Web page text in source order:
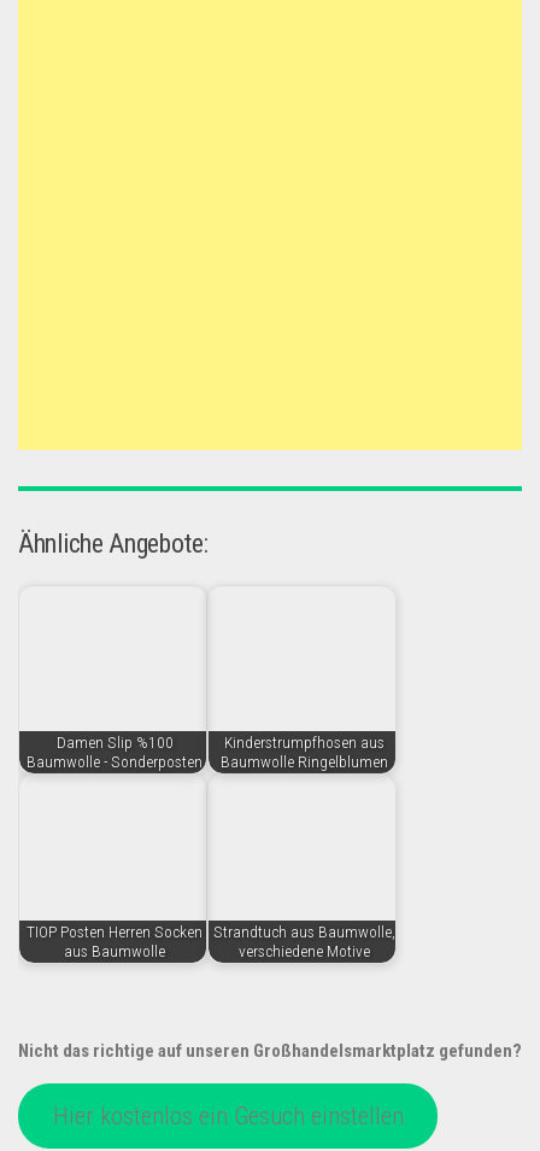
Ähnliche Angebote:
Damen Slip %100
Baumwolle - Sonderposten
Kinderstrumpfhosen aus
Baumwolle Ringelblumen
TIOP Posten Herren Socken
aus Baumwolle
Strandtuch aus Baumwolle,
verschiedene Motive
Nicht das richtige auf unseren Großhandelsmarktplatz gefunden?
Hier kostenlos ein Gesuch einstellen